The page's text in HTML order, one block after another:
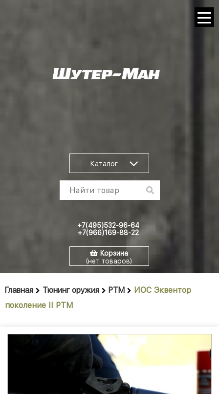
Каталог
+7(495)532-96-64
+7(966)169-88-22
Корзина
(нет товаров)
Главная Тюнинг оружия РТМ
ИОС Эквентор
поколение II РТМ